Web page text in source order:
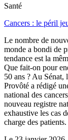
Santé
Cancers : le péril
Le nombre de
monde a bondi de
tendance est la
Que fait-on pour
50 ans ? Au Sénat,
Provôté a rédigé
national des
nouveau registre
exhaustive les cas
charge des patients.